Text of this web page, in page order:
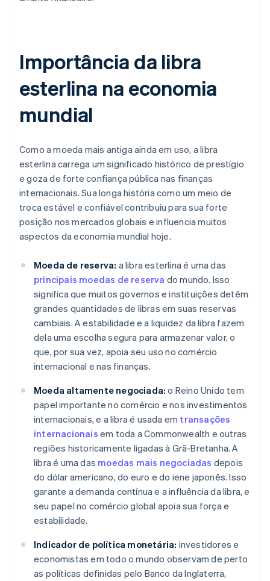
Importância da libra
esterlina na economia
mundial
Como a moeda mais antiga ainda em uso, a libra
esterlina carrega um significado histórico de prestígio
e goza de forte confiança pública nas finanças
internacionais. Sua longa história como um meio de
troca estável e confiável contribuiu para sua forte
posição nos mercados globais e influencia muitos
aspectos da economia mundial hoje.
Moeda de reserva: a libra esterlina é uma das
principais moedas de reserva do mundo. Isso
significa que muitos governos e instituições detêm
grandes quantidades de libras em suas reservas
cambiais. A estabilidade e a liquidez da libra fazem
dela uma escolha segura para armazenar valor, o
que, por sua vez, apoia seu uso no comércio
internacional e nas finanças.
Moeda altamente negociada: o Reino Unido tem
papel importante no comércio e nos investimentos
internacionais, e a libra é usada em transações
internacionais em toda a Commonwealth e outras
regiões historicamente ligadas à Grã-Bretanha. A
libra é uma das moedas mais negociadas depois
do dólar americano, do euro e do iene japonês. Isso
garante a demanda contínua e a influência da libra, e
seu papel no comércio global apoia sua força e
estabilidade.
Indicador de política monetária: investidores e
economistas em todo o mundo observam de perto
as políticas definidas pelo Banco da Inglaterra,